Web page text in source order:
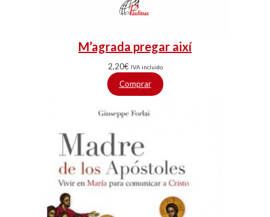
M’agrada pregar així
2,20€ IVA incluido
Comprar